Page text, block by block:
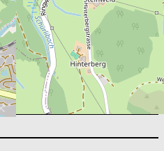
G A
0
0
G A
PIM
0